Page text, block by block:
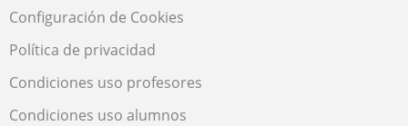
Configuración de Cookies
Política de privacidad
Condiciones uso profesores
Condiciones uso alumnos